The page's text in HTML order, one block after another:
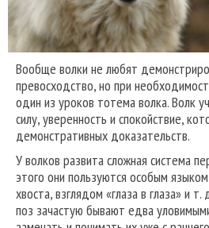
Вообще волки не любят
превосходство, но при
один из уроков тотема волка. Волк
силу, уверенность и спокойствие,
демонстративных доказательств.
У волков развита сложная система
этого они пользуются особым
хвоста, взглядом «глаза в глаза» и
поз зачастую бывают едва